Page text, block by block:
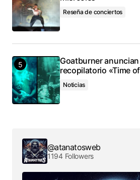
Reseña de conciertos
Goatburner
recopilatorio «Time
Noticias
@atanatosweb
1194 Followers